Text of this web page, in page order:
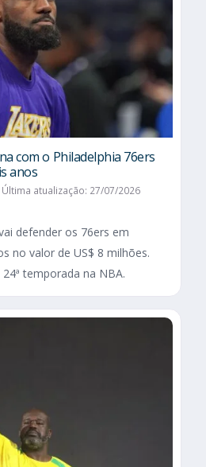
com o Philadelphia 76ers
anos
Última atualização: 27/07/2026
defender os 76ers em
no valor de US$ 8 milhões.
temporada na NBA.